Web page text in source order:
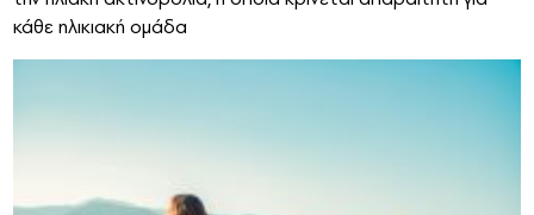
κάθε ηλικιακή ομάδα